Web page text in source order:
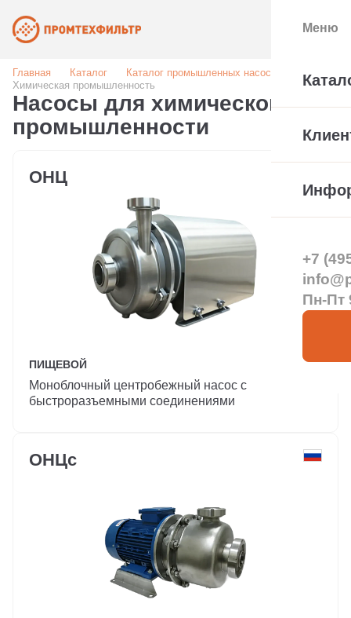
Главная Каталог
Каталог промышленных насосов
Химическая промышленность
Насосы для химической
промышленности
ОНЦ
ПИЩЕВОЙ
Моноблочный центробежный насос с
быстроразъемными соединениями
ОНЦс
Меню
+7
Пн-Пт